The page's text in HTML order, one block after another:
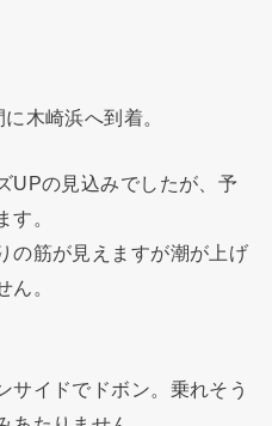
木崎浜へ到着。
UPの見込みでしたが、予
す。
の筋が見えますが潮が上げ
ん。
サイドでドボン。乗れそう